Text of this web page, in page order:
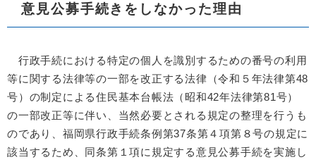
意見公募手続きをしなかった理由
行政手続における特定の個人を識別するための番号の利用
等に関する法律等の一部を改正する法律（令和５年法律第48
号）の制定による住民基本台帳法（昭和42年法律第81号）
の一部改正等に伴い、当然必要とされる規定の整理を行うも
のであり、福岡県行政手続条例第37条第４項第８号の規定に
該当するため、同条第１項に規定する意見公募手続を実施し